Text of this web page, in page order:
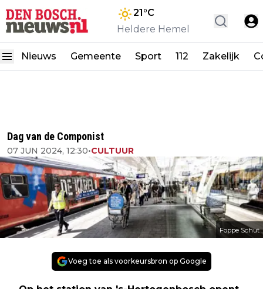
21°C
Heldere Hemel
Nieuws Gemeente Sport 112 Zakelijk
Dag van de Componist
07 JUN 2024, 12:30•CULTUUR
Foppe Schut
Voeg toe als voorkeursbron op Google